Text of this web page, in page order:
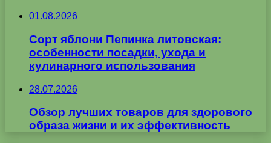
01.08.2026
Сорт яблони Пепинка литовская:
особенности посадки, ухода и
кулинарного использования
28.07.2026
Обзор лучших товаров для здорового
образа жизни и их эффективность